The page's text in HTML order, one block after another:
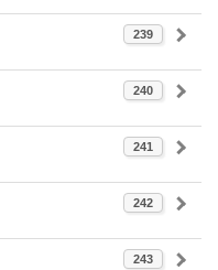
239
240
241
242
243